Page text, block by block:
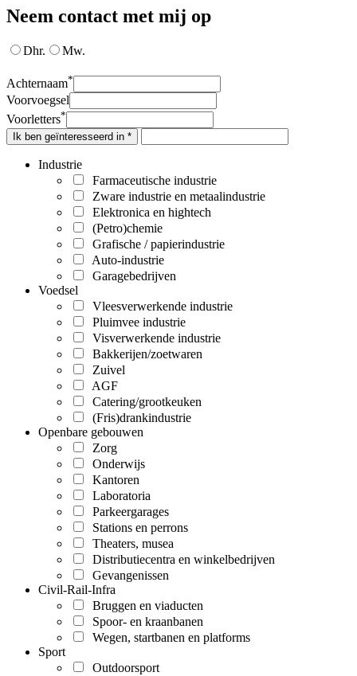
Neem contact met mij op
Dhr. Mw.
Achternaam*
Voorvoegsel
Voorletters*
Ik ben geïnteresseerd in *
Industrie
Farmaceutische industrie
Zware industrie en metaalindustrie
Elektronica en hightech
(Petro)chemie
Grafische / papierindustrie
Auto-industrie
Garagebedrijven
Voedsel
Vleesverwerkende industrie
Pluimvee industrie
Visverwerkende industrie
Bakkerijen/zoetwaren
Zuivel
AGF
Catering/grootkeuken
(Fris)drankindustrie
Openbare gebouwen
Zorg
Onderwijs
Kantoren
Laboratoria
Parkeergarages
Stations en perrons
Theaters, musea
Distributiecentra en winkelbedrijven
Gevangenissen
Civil-Rail-Infra
Bruggen en viaducten
Spoor- en kraanbanen
Wegen, startbanen en platforms
Sport
Outdoorsport